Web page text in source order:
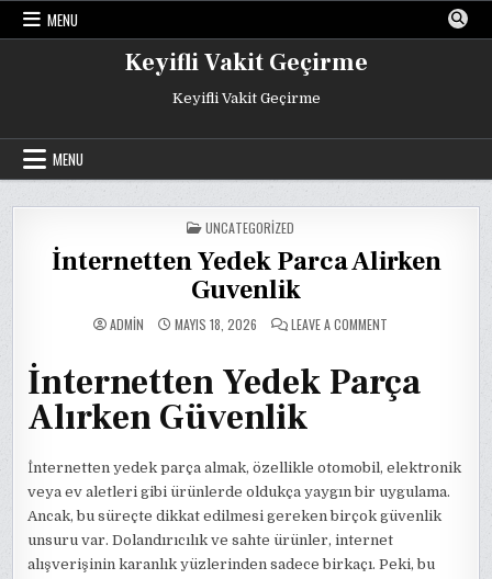
Skip
MENU
Keyifli Vakit Geçirme
Keyifli Vakit Geçirme
MENU
POSTED
IN
UNCATEGORIZED
İnternetten Yedek Parca Alirken
Guvenlik
ADMIN MAYIS 18, 2026 LEAVE A COMMENT
ALIRKEN
GUVENLIK
İnternetten Yedek Parça
Alırken Güvenlik
İnternetten yedek parça almak, özellikle otomobil, elektronik
veya ev aletleri gibi ürünlerde oldukça yaygın bir uygulama.
Ancak, bu süreçte dikkat edilmesi gereken birçok güvenlik
unsuru var. Dolandırıcılık ve sahte ürünler, internet
alışverişinin karanlık yüzlerinden sadece birkaçı. Peki, bu